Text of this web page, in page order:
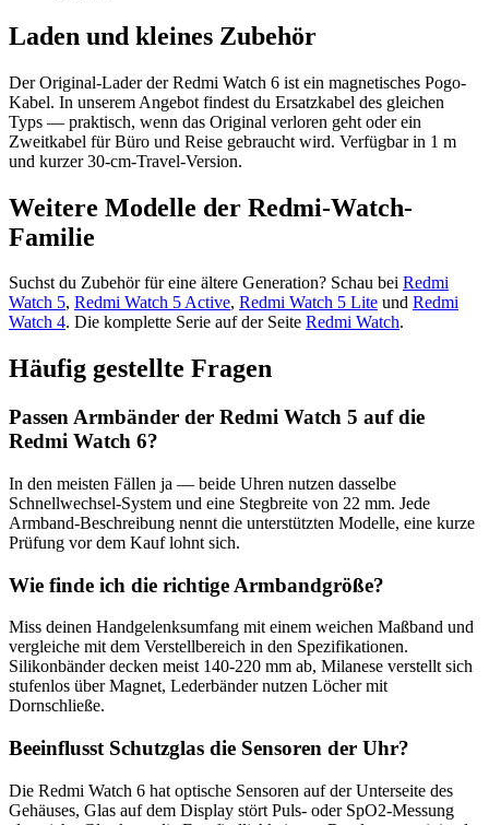
Laden und kleines Zubehör
Der Original-Lader der Redmi Watch 6 ist ein magnetisches Pogo-
Kabel. In unserem Angebot findest du Ersatzkabel des gleichen
Typs — praktisch, wenn das Original verloren geht oder ein
Zweitkabel für Büro und Reise gebraucht wird. Verfügbar in 1 m
und kurzer 30-cm-Travel-Version.
Weitere Modelle der Redmi-Watch-
Familie
Suchst du Zubehör für eine ältere Generation? Schau bei Redmi
Watch 5, Redmi Watch 5 Active, Redmi Watch 5 Lite und Redmi
Watch 4. Die komplette Serie auf der Seite Redmi Watch.
Häufig gestellte Fragen
Passen Armbänder der Redmi Watch 5 auf die
Redmi Watch 6?
In den meisten Fällen ja — beide Uhren nutzen dasselbe
Schnellwechsel-System und eine Stegbreite von 22 mm. Jede
Armband-Beschreibung nennt die unterstützten Modelle, eine kurze
Prüfung vor dem Kauf lohnt sich.
Wie finde ich die richtige Armbandgröße?
Miss deinen Handgelenksumfang mit einem weichen Maßband und
vergleiche mit dem Verstellbereich in den Spezifikationen.
Silikonbänder decken meist 140-220 mm ab, Milanese verstellt sich
stufenlos über Magnet, Lederbänder nutzen Löcher mit
Dornschließe.
Beeinflusst Schutzglas die Sensoren der Uhr?
Die Redmi Watch 6 hat optische Sensoren auf der Unterseite des
Gehäuses, Glas auf dem Display stört Puls- oder SpO2-Messung